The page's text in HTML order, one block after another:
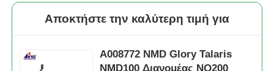
Αποκτήστε την καλύτερη τιμή για
Α008772 NMD Glory Talaris
NMD100 Διανομέας NQ200